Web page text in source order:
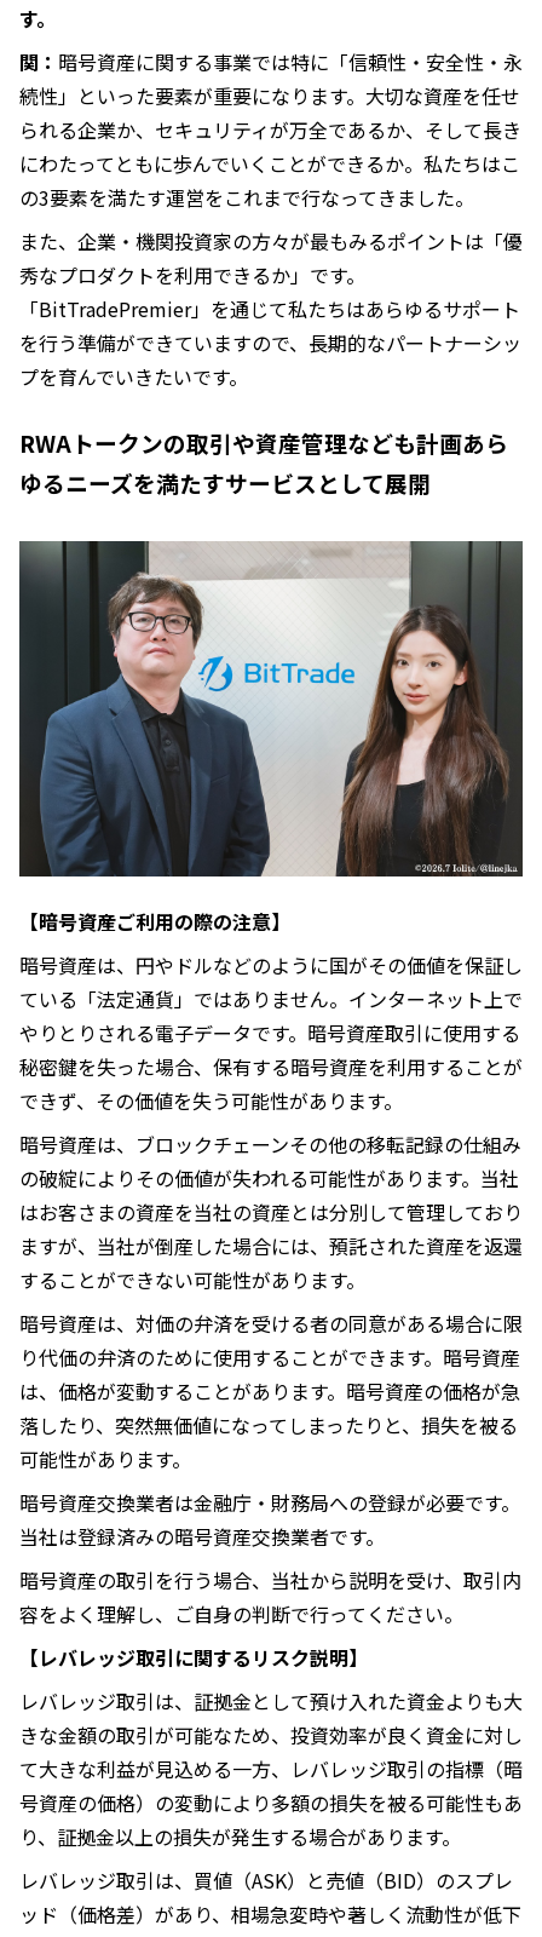
す。
関： 暗号資産に関する事業では特に「信頼性・安全性・永
続性」といった要素が重要になります。大切な資産を任せ
られる企業か、セキュリティが万全であるか、そして長き
にわたってともに歩んでいくことができるか。私たちはこ
の3要素を満たす運営をこれまで行なってきました。
また、企業・機関投資家の方々が最もみるポイントは「優
秀なプロダクトを利用できるか」です。
「BitTradePremier」を通じて私たちはあらゆるサポート
を行う準備ができていますので、長期的なパートナーシッ
プを育んでいきたいです。
RWAトークンの取引や資産管理なども計画あら
ゆるニーズを満たすサービスとして展開
【暗号資産ご利用の際の注意】
暗号資産は、円やドルなどのように国がその価値を保証し
ている「法定通貨」ではありません。インターネット上で
やりとりされる電子データです。暗号資産取引に使用する
秘密鍵を失った場合、保有する暗号資産を利用することが
できず、その価値を失う可能性があります。
暗号資産は、ブロックチェーンその他の移転記録の仕組み
の破綻によりその価値が失われる可能性があります。当社
はお客さまの資産を当社の資産とは分別して管理しており
ますが、当社が倒産した場合には、預託された資産を返還
することができない可能性があります。
暗号資産は、対価の弁済を受ける者の同意がある場合に限
り代価の弁済のために使⽤することができます。暗号資産
は、価格が変動することがあります。暗号資産の価格が急
落したり、突然無価値になってしまったりと、損失を被る
可能性があります。
暗号資産交換業者は金融庁・財務局への登録が必要です。
当社は登録済みの暗号資産交換業者です。
暗号資産の取引を行う場合、当社から説明を受け、取引内
容をよく理解し、ご自身の判断で行ってください。
【レバレッジ取引に関するリスク説明】
レバレッジ取引は、証拠金として預け入れた資金よりも大
きな金額の取引が可能なため、投資効率が良く資金に対し
て大きな利益が見込める一方、レバレッジ取引の指標（暗
号資産の価格）の変動により多額の損失を被る可能性もあ
り、証拠金以上の損失が発生する場合があります。
レバレッジ取引は、買値（ASK）と売値（BID）のスプレ
ッド（価格差）があり、相場急変時や著しく流動性が低下